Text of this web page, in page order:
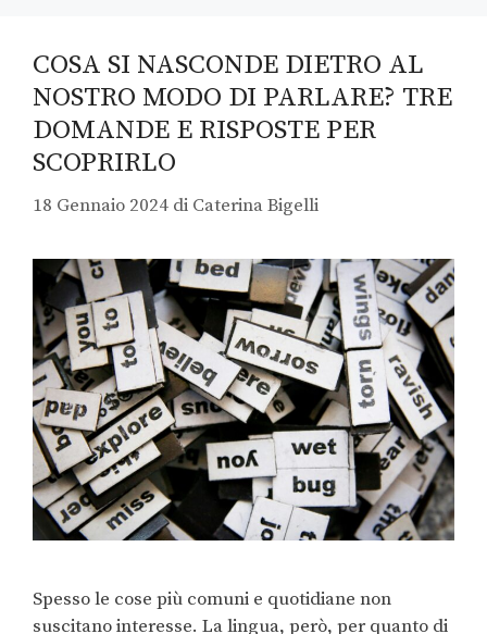
COSA SI NASCONDE DIETRO AL
NOSTRO MODO DI PARLARE? TRE
DOMANDE E RISPOSTE PER
SCOPRIRLO
18 Gennaio 2024 di Caterina Bigelli
Spesso le cose più comuni e quotidiane non
suscitano interesse. La lingua, però, per quanto di